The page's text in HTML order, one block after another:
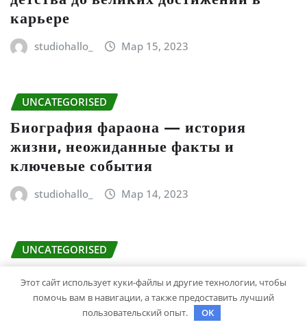
карьере
studiohallo_ Мар 15, 2023
UNCATEGORISED
Биография фараона — история
жизни, неожиданные факты и
ключевые события
studiohallo_ Мар 14, 2023
UNCATEGORISED
Константин Ивлев — биография и
личная жизнь — интересные факты,
жена, дети, фото
Этот сайт использует куки-файлы и другие технологии, чтобы
помочь вам в навигации, а также предоставить лучший
пользовательский опыт.
OK